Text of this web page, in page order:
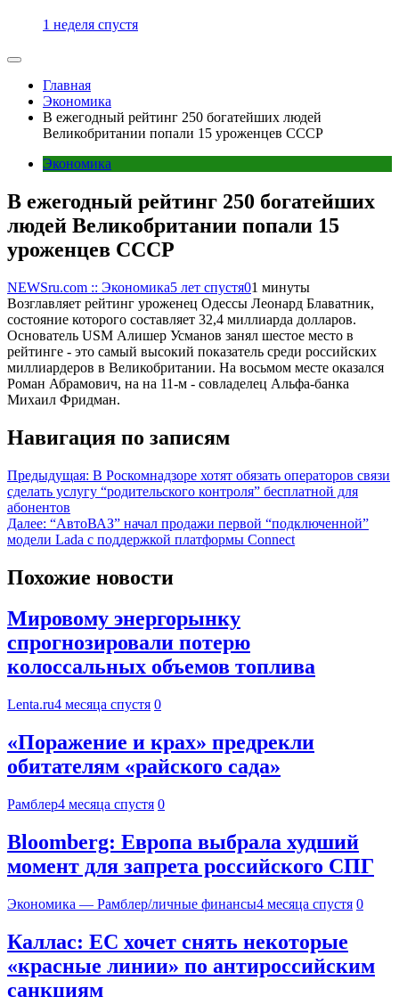
1 неделя спустя
Главная
Экономика
В ежегодный рейтинг 250 богатейших людей
Великобритании попали 15 уроженцев СССР
Экономика
В ежегодный рейтинг 250 богатейших
людей Великобритании попали 15
уроженцев СССР
NEWSru.com :: Экономика5 лет спустя01 минуты
Возглавляет рейтинг уроженец Одессы Леонард Блаватник,
состояние которого составляет 32,4 миллиарда долларов.
Основатель USM Алишер Усманов занял шестое место в
рейтинге - это самый высокий показатель среди российских
миллиардеров в Великобритании. На восьмом месте оказался
Роман Абрамович, на на 11-м - совладелец Альфа-банка
Михаил Фридман.
Навигация по записям
Предыдущая: В Роскомнадзоре хотят обязать операторов связи
сделать услугу “родительского контроля” бесплатной для
абонентов
Далее: “АвтоВАЗ” начал продажи первой “подключенной”
модели Lada с поддержкой платформы Connect
Похожие новости
Мировому энергорынку
спрогнозировали потерю
колоссальных объемов топлива
Lenta.ru4 месяца спустя 0
«Поражение и крах» предрекли
обитателям «райского сада»
Рамблер4 месяца спустя 0
Bloomberg: Европа выбрала худший
момент для запрета российского СПГ
Экономика — Рамблер/личные финансы4 месяца спустя 0
Каллас: ЕС хочет снять некоторые
«красные линии» по антироссийским
санкциям